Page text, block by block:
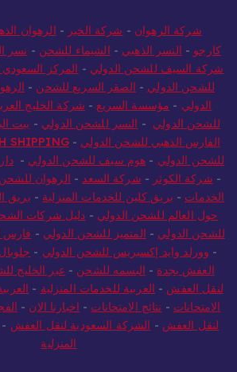
شركة الرهوان - شركة الخير - الرهوان
كارجو - النسر الذهبي - الشيماء للشحن - نسر
شركة السيف للشحن الدولي - المركز
للشحن الدولي - الصقر السريع للشحن -
الدولي - مؤسسة السريع - شركة الخليج
للشحن الدولي - النسر للشحن الدولي - بيت
الفارس الذهبي للشحن الدولي -
SHIPPING
للشحن الدولي - هوم سيف للشحن الدولي -
- شركة الكوثر - شركة السعد - الرهوان للشحن
الخدمات - بريق كلين للخدمات المنزلية - بريق
حول العالم للشحن الدولي - دليل شركات
للشحن الدولي - المتميز للشحن الدولي - فارس
- وورلد وايد إكسبريس للشحن الدولي -
العفش بجدة - البسمه للشحن - عبر الخليج
لنقل العفش - العربية للخدمات المنزلية -
الامتحانات - نتائج الامتحانات - اخبارنا الان -
لنقل العفش - الشركة السعودية لنقل العفش -
المنزلية